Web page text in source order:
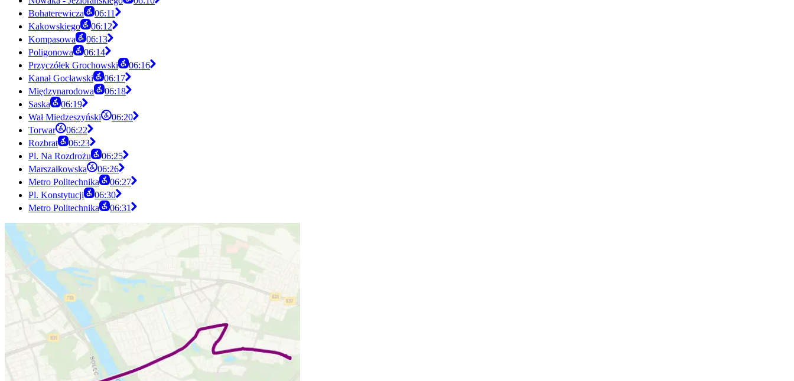
Bohaterewicza
06:11
Kakowskiego
06:12
Kompasowa
06:13
Poligonowa
06:14
Przyczółek Grochowski
06:16
Kanał Gocławski
06:17
Międzynarodowa
06:18
Saska
06:19
Wał Miedzeszyński
06:20
Torwar
06:22
Rozbrat
06:23
Pl. Na Rozdrożu
06:25
Marszałkowska
06:26
Metro Politechnika
06:27
Pl. Konstytucji
06:30
Metro Politechnika
06:31